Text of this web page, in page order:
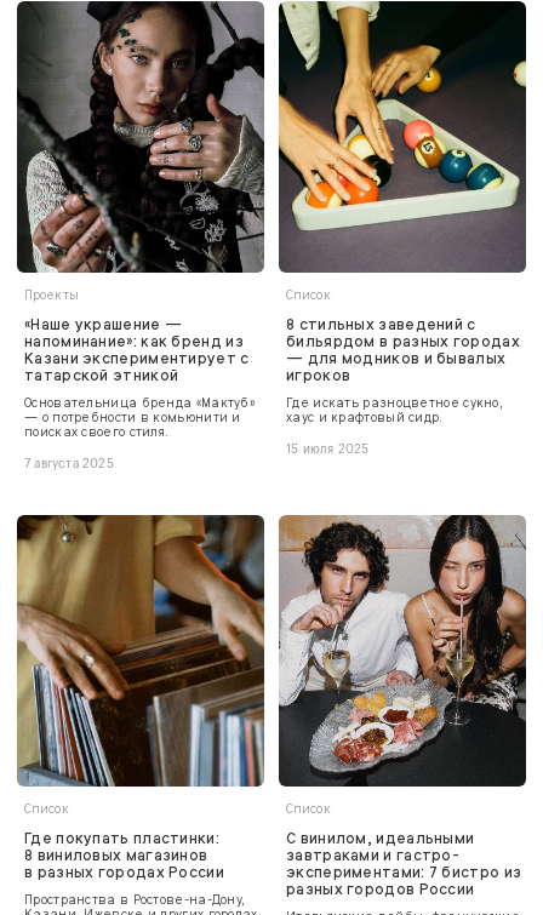
Проекты
«Наше украшение —
напоминание»: как бренд из
Казани экспериментирует с
татарской этникой
Основательница бренда «Мактуб»
— о потребности в комьюнити и
поисках своего стиля.
7 августа 2025
Список
8 стильных заведений с
бильярдом в разных городах
— для модников и бывалых
игроков
Где искать разноцветное сукно,
хаус и крафтовый сидр.
15 июля 2025
Список
Где покупать пластинки:
8 виниловых магазинов
в разных городах России
Пространства в Ростове-на-Дону,
Список
С винилом, идеальными
завтраками и гастро-
экспериментами: 7 бистро из
разных городов России